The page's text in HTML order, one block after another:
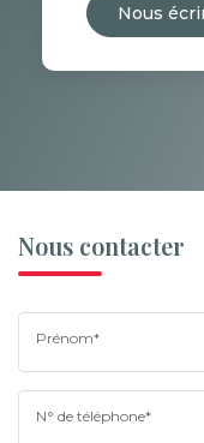
Nous
Nous contacter
Prénom*
N° de téléphone*